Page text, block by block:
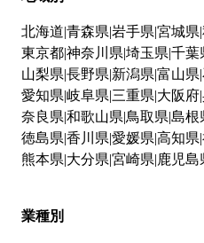
北海道 青森県 岩手県 宮城県
東京都神奈川県 埼玉県 千葉
山梨県 長野県 新潟県 富山県
愛知県 岐阜県 三重県 大阪府
奈良県 和歌山県 鳥取県 島根
徳島県 香川県 愛媛県 高知県
熊本県 大分県 宮崎県 鹿児島
業種別